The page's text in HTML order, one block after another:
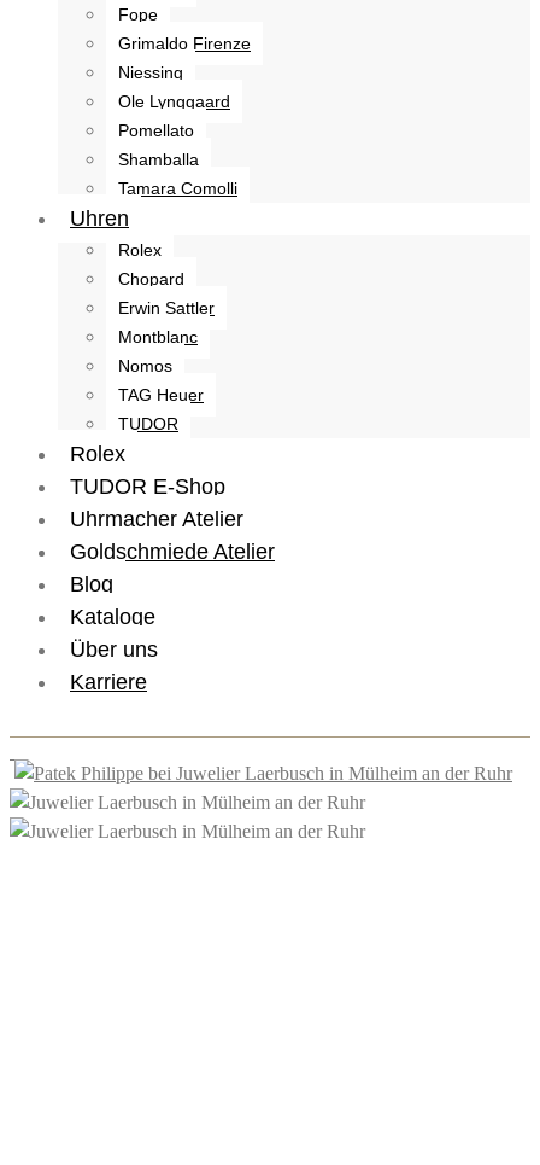
Fope
Grimaldo Firenze
Niessing
Ole Lynggaard
Pomellato
Shamballa
Tamara Comolli
Uhren
Rolex
Chopard
Erwin Sattler
Montblanc
Nomos
TAG Heuer
TUDOR
Rolex
TUDOR E-Shop
Uhrmacher Atelier
Goldschmiede Atelier
Blog
Kataloge
Über uns
Karriere